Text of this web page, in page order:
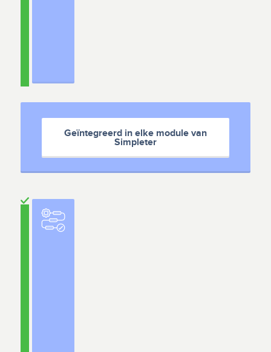
Geïntegreerd in elke module van
Simpleter